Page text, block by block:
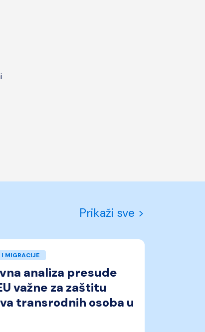
Prikaži sve >
MIGRACIJE
analiza presude
važne za zaštitu
transrodnih osoba u